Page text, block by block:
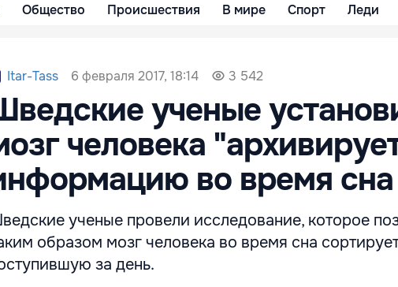
Общество Происшествия В мире Спорт Леди
Itar-Tass 6 февраля 2017, 18:14 3 542
ученые
человека
во время сна
ученые провели исследование, которое
образом мозг человека во время сна
за день.